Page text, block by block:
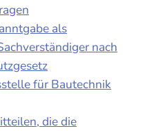
als
nach
für Bautechnik
die die